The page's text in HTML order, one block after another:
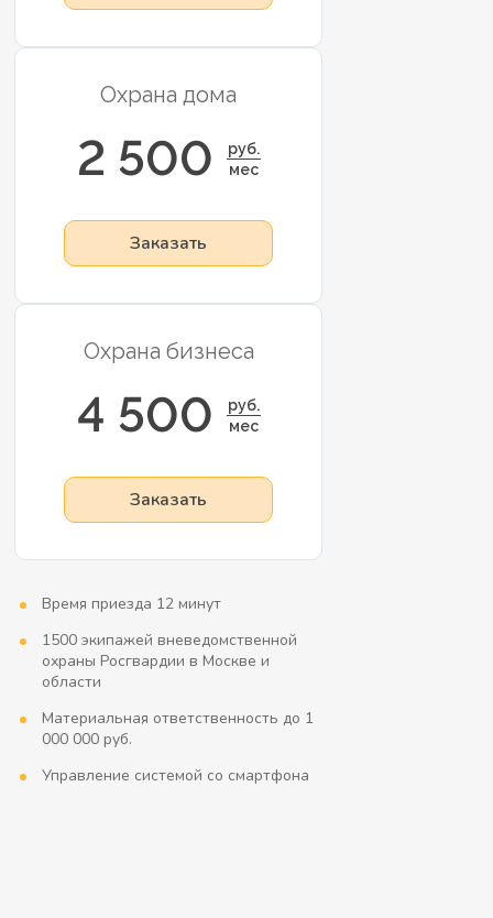
Охрана дома
2 500
руб.
мес
Заказать
Охрана бизнеса
4 500
руб.
мес
Заказать
Время приезда 12 минут
1500 экипажей вневедомственной
охраны Росгвардии в Москве и
области
Материальная ответственность до 1
000 000 руб.
Управление системой со смартфона